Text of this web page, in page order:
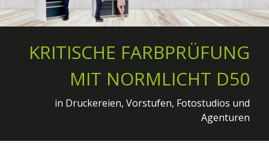
Information & Service
Unternehmen
KRITISCHE FARBPRÜFUNG
MIT NORMLICHT D50
in Druckereien, Vorstufen, Fotostudios und
Agenturen